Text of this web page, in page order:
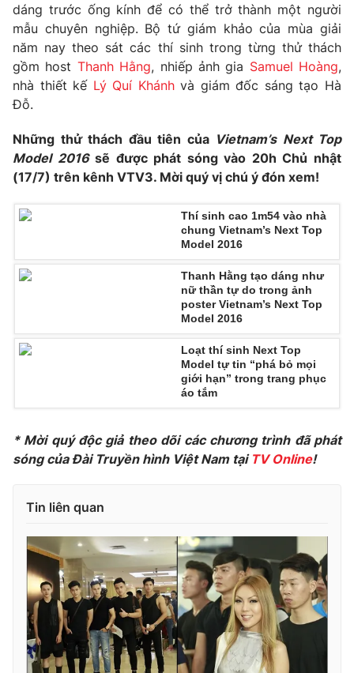
Video Shorts video
VTV Money VTV Thể thao
Thị trường 24h Tấm lòng Việt
VTV4 Vươn mình bằng AI
VTV9 VTV8
English
Theo dõi báo trên
Cơ quan chủ quản:
Cơ quan báo chí:Thời báo VTV
Giấy phép hoạt động báo in và báo điện tử số 483/GP-BTTTT
cấp ngày 29/12/2023
Tổng Biên tập:Vũ Thanh Thủy
Phó Tổng Biên tập:Nguyễn Thị Mỹ Hạnh, Phạm Quốc Thắng,
Nguyễn Trọng Ninh
Tổng đài VTV:024.38 355 931 - 024.38 355 932
dáng trước ống kính để có thể trở thành một người
mẫu chuyên nghiệp. Bộ tứ giám khảo của mùa giải
năm nay theo sát các thí sinh trong từng thử thách
gồm host Thanh Hằng, nhiếp ảnh gia Samuel Hoàng,
nhà thiết kế Lý Quí Khánhvà giám đốc sáng tạo Hà
Đỗ.
Những thử thách đầu tiên của Vietnam’s Next Top
Model 2016sẽ được phát sóng vào 20h Chủ nhật
(17/7) trên kênh VTV3. Mời quý vị chú ý đón xem!
Thí sinh cao 1m54 vào nhà
chung Vietnam’s Next Top
Model 2016
Thanh Hằng tạo dáng như
nữ thần tự do trong ảnh
poster Vietnam’s Next Top
Model 2016
Loạt thí sinh Next Top
Model tự tin “phá bỏ mọi
giới hạn” trong trang phục
áo tắm
* Mời quý độc giả theo dõi các chương trình đã phát
sóng của Đài Truyền hình Việt Nam tại TV Online!
Tin liên quan